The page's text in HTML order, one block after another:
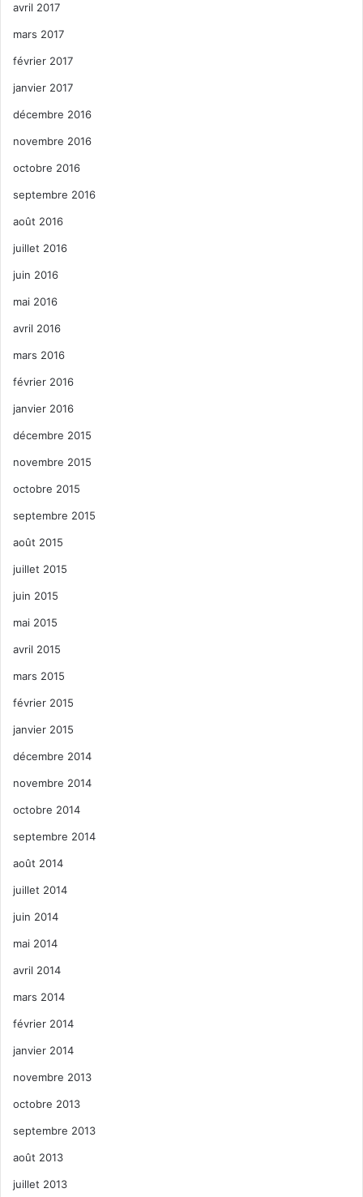
avril 2017
mars 2017
février 2017
janvier 2017
décembre 2016
novembre 2016
octobre 2016
septembre 2016
août 2016
juillet 2016
juin 2016
mai 2016
avril 2016
mars 2016
février 2016
janvier 2016
décembre 2015
novembre 2015
octobre 2015
septembre 2015
août 2015
juillet 2015
juin 2015
mai 2015
avril 2015
mars 2015
février 2015
janvier 2015
décembre 2014
novembre 2014
octobre 2014
septembre 2014
août 2014
juillet 2014
juin 2014
mai 2014
avril 2014
mars 2014
février 2014
janvier 2014
novembre 2013
octobre 2013
septembre 2013
août 2013
juillet 2013